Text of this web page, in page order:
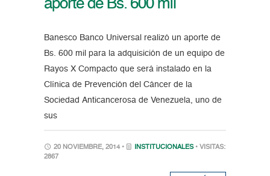
aporte de Bs. 600 mil
Banesco Banco Universal realizó un aporte de
Bs. 600 mil para la adquisición de un equipo de
Rayos X Compacto que será instalado en la
Clínica de Prevención del Cáncer de la
Sociedad Anticancerosa de Venezuela, uno de
sus
20 NOVIEMBRE, 2014 • INSTITUCIONALES • VISITAS:
2867